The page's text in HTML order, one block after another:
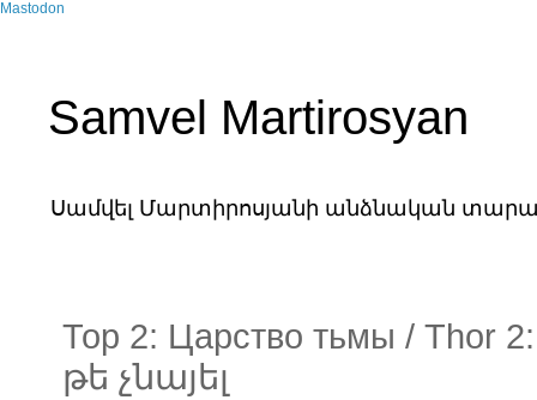
Mastodon
Samvel Martirosyan
Սամվել Մարտիրոսյանի անձնական
Тор 2: Царство тьмы / Thor
թե չնայել